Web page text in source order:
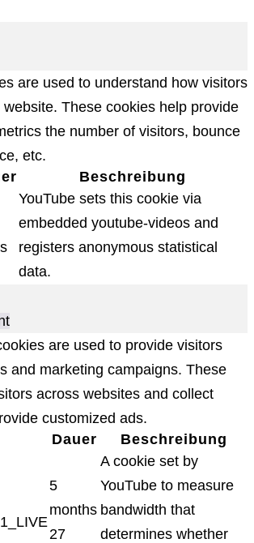
are used to understand how visitors
These cookies help provide
the number of visitors, bounce
etc.
Beschreibung
YouTube sets this cookie via
embedded youtube-videos and
registers anonymous statistical
data.
are used to provide visitors
and marketing campaigns. These
across websites and collect
customized ads.
Dauer Beschreibung
5
months
27
A cookie set by
YouTube to measure
bandwidth that
determines whether